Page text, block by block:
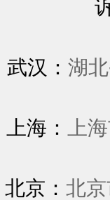
武汉： 湖
上海：
上
北京： 北